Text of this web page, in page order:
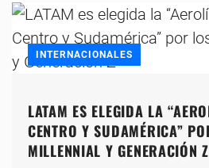
INTERNACIONALES
LATAM ES ELEGIDA LA
CENTRO Y SUDAMÉRICA”
MILLENNIAL Y GENERACIÓN Z